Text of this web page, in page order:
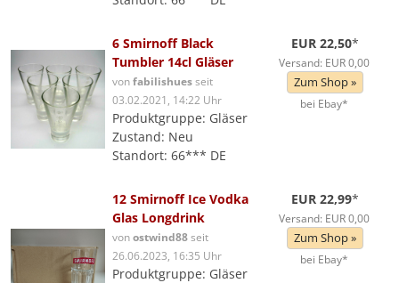
6 Smirnoff Black
Tumbler 14cl Gläser
vonfabilishuesseit
03.02.2021, 14:22 Uhr
Produktgruppe: Gläser
Zustand: Neu
Standort: 66*** DE
EUR 22,50*
Versand: EUR 0,00
Zum Shop »
bei Ebay*
12 Smirnoff Ice Vodka
Glas Longdrink
vonostwind88seit
26.06.2023, 16:35 Uhr
Produktgruppe: Gläser
EUR 22,99*
Versand: EUR 0,00
Zum Shop »
bei Ebay*